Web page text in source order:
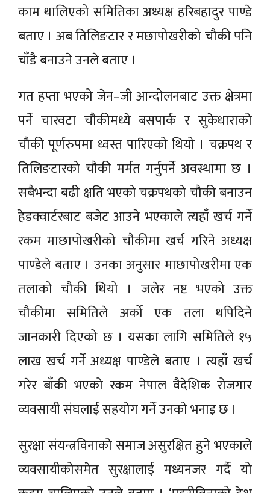
काम थालिएको समितिका अध्यक्ष हरिबहादुर पाण्डे
बताए । अब तिलिङटार र मछापोखरीको चौकी पनि
चाँडै बनाउने उनले बताए ।
गत हप्ता भएको जेन–जी आन्दोलनबाट उक्त क्षेत्रमा
पर्ने चारवटा चौकीमध्ये बसपार्क र सुकेधाराको
चौकी पूर्णरुपमा ध्वस्त पारिएको थियो । चक्रपथ र
तिलिङटारको चौकी मर्मत गर्नुपर्ने अवस्थामा छ ।
सबैभन्दा बढी क्षति भएको चक्रपथको चौकी बनाउन
हेडक्वार्टरबाट बजेट आउने भएकाले त्यहाँ खर्च गर्ने
रकम माछापोखरीको चौकीमा खर्च गरिने अध्यक्ष
पाण्डेले बताए । उनका अनुसार माछापोखरीमा एक
तलाको चौकी थियो । जलेर नष्ट भएको उक्त
चौकीमा समितिले अर्को एक तला थपिदिने
जानकारी दिएको छ । यसका लागि समितिले १५
लाख खर्च गर्ने अध्यक्ष पाण्डेले बताए । त्यहाँ खर्च
गरेर बाँकी भएको रकम नेपाल वैदेशिक रोजगार
व्यवसायी संघलाई सहयोग गर्ने उनको भनाइ छ ।
सुरक्षा संयन्त्रविनाको समाज असुरक्षित हुने भएकाले
व्यवसायीकोसमेत सुरक्षालाई मध्यनजर गर्दै यो